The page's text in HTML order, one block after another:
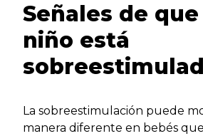
Señales de
niño está
La sobreestimulación puede
manera diferente en bebés